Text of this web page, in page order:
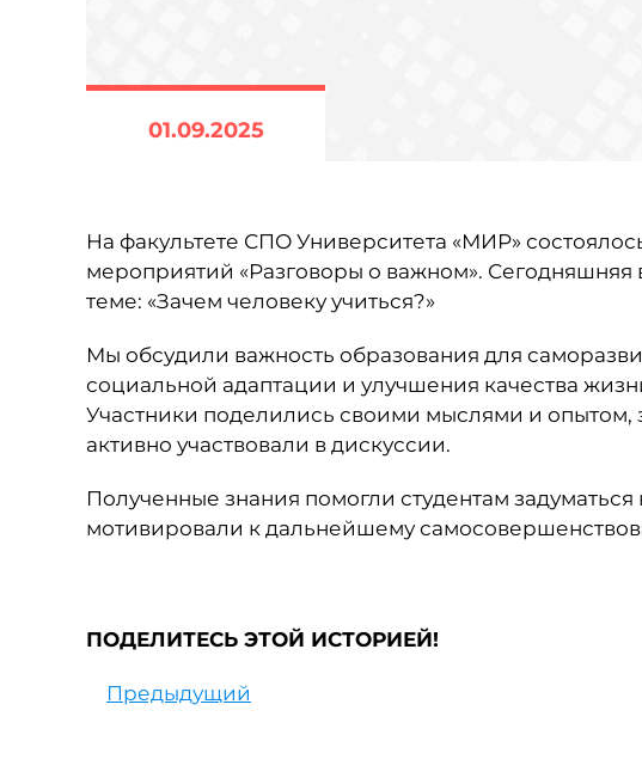
01.09.2025
На факультете СПО Университета «МИР»
мероприятий «Разговоры о важном». Сегодняшняя
теме: «Зачем человеку учиться?»
Мы обсудили важность образования для
социальной адаптации и улучшения качества
Участники поделились своими мыслями и опытом,
активно участвовали в дискуссии.
Полученные знания помогли студентам
мотивировали к дальнейшему
ПОДЕЛИТЕСЬ ЭТОЙ ИСТОРИЕЙ!
Предыдущий